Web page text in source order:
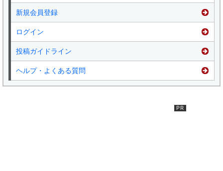
新規会員登録
ログイン
投稿ガイドライン
ヘルプ・よくある質問